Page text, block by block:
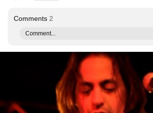
Comments 2
Comment...